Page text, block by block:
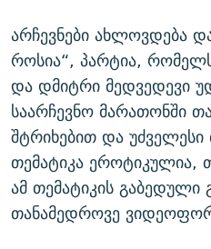
არჩევნები ახლოვდება
როსია“, პარტია,
და დმიტრი მედვედევი
საარჩევნო მარათონში
შტრიხებით და
თემატიკა ეროტიკულია,
ამ თემატიკის გაბედული
თანამედროვე